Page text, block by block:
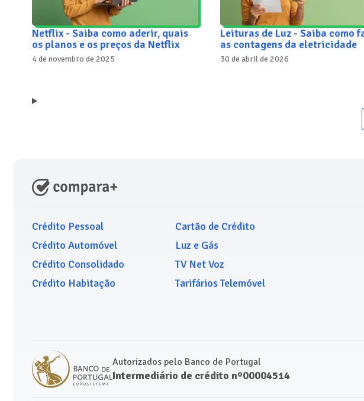
Netflix - Saiba como aderir, quais
os planos e os preços da Netflix
4 de novembro de 2025
Leituras de Luz - Saiba como
as contagens da eletricidade
30 de abril de 2026
Crédito Pessoal
Crédito Automóvel
Crédito Consolidado
Crédito Habitação
Cartão de Crédito
Luz e Gás
TV Net Voz
Tarifários Telemóvel
Autorizados pelo Banco de Portugal
Intermediário de crédito nº00004514